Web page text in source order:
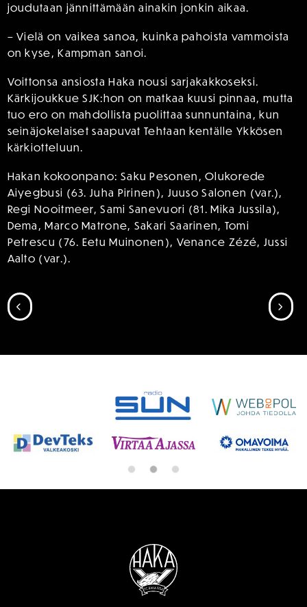
joudutaan jännittämään ainakin jonkin aikaa.
– Vielä on vaikea sanoa, kuinka pahoista vammoista
on kyse, Kampman sanoi.
Voittonsa ansiosta Haka nousi sarjakakkoseksi.
Kärkijoukkue SJK:hon on matkaa kuusi pinnaa, mutta
tuo ero on mahdollista puolittaa sunnuntaina, kun
seinäjokelaiset saapuvat Tehtaan kentälle Ykkösen
kärkiotteluun.
Hakan kokoonpano: Saku Pesonen, Olukorede
Aiyegbusi (63. Juha Pirinen), Juuso Salonen (var.),
Regi Nooitmeer, Sami Sanevuori (81. Mika Jussila),
Dema, Marco Matrone, Sakari Saarinen, Tomi
Petrescu (76. Eetu Muinonen), Venance Zézé, Jussi
Aalto (var.).
SIIRRY EDELLISEEN